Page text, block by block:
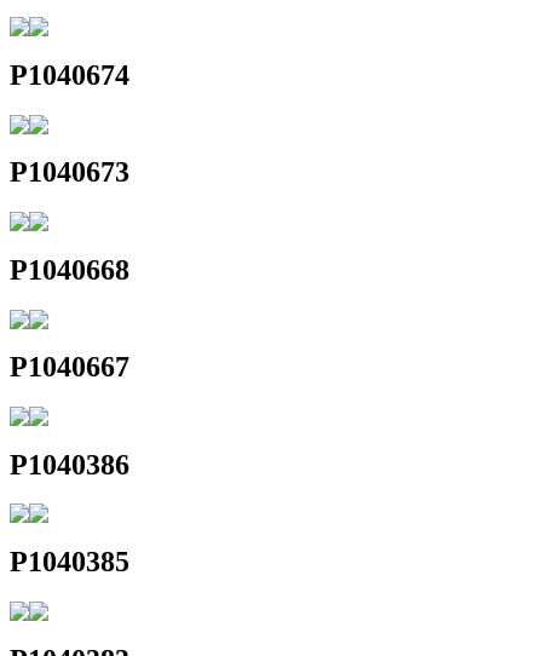
P1040674
P1040673
P1040668
P1040667
P1040386
P1040385